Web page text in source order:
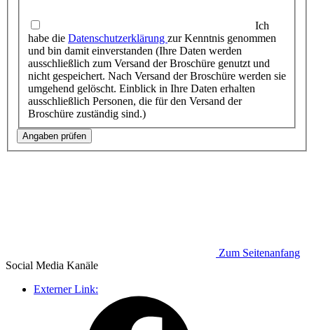
Ich
habe die Datenschutzerklärung zur Kenntnis genommen
und bin damit einverstanden (Ihre Daten werden
ausschließlich zum Versand der Broschüre genutzt und
nicht gespeichert. Nach Versand der Broschüre werden sie
umgehend gelöscht. Einblick in Ihre Daten erhalten
ausschließlich Personen, die für den Versand der
Broschüre zuständig sind.)
Angaben prüfen
Zum Seitenanfang
Social Media Kanäle
Externer Link: